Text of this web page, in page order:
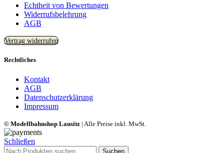
Echtheit von Bewertungen
Widerrufsbelehrung
AGB
Vertrag widerrufen
Rechtliches
Kontakt
AGB
Datenschutzerklärung
Impressum
© Modellbahnshop Lausitz | Alle Preise inkl. MwSt.
Schließen
Suchen